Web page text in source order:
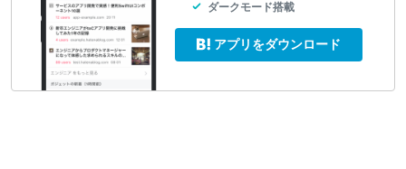
ダークモード搭載
アプリをダウンロード